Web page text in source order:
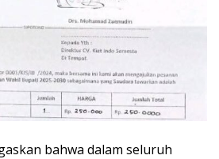
bahwa dalam seluruh